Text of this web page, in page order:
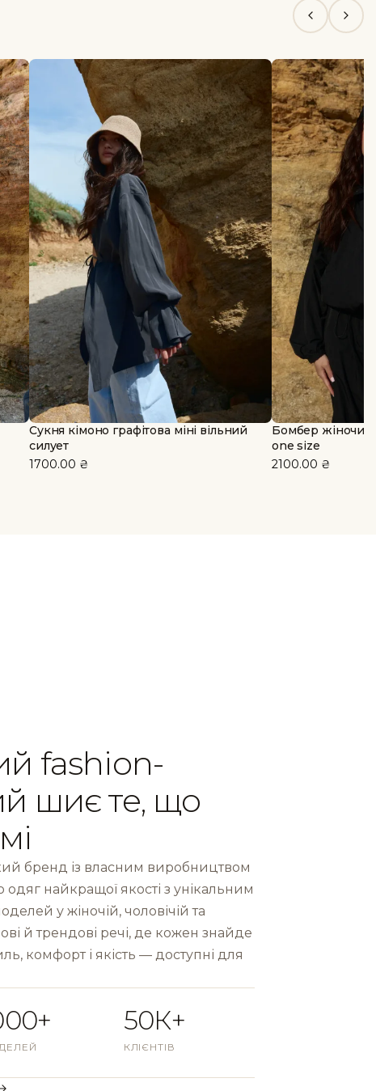
Сукня кімоно графітова міні вільний
силует
1700.00 ₴
Бомбер жіночий
one size
2100.00 ₴
fashion-
шиє те, що
бренд із власним виробництвом
найкращої якості з унікальним
у жіночій, чоловічій та
й трендові речі, де кожен знайде
комфорт і якість — доступні для
50К+
КЛІЄНТІВ